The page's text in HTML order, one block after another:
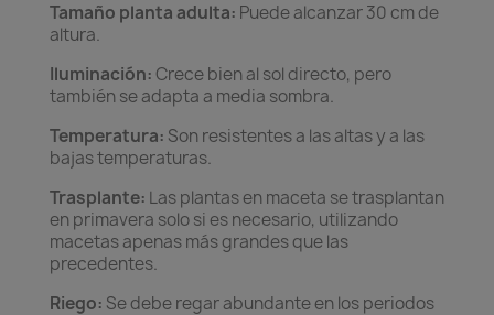
Tamaño planta adulta: Puede alcanzar 30 cm de
altura.
Iluminación: Crece bien al sol directo, pero
también se adapta a media sombra.
Temperatura: Son resistentes a las altas y a las
bajas temperaturas.
Trasplante: Las plantas en maceta se trasplantan
en primavera solo si es necesario, utilizando
macetas apenas más grandes que las
precedentes.
Riego: Se debe regar abundante en los periodos